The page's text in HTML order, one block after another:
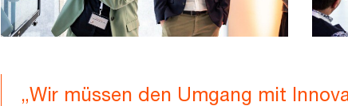
„Wir müssen den Umgang mit